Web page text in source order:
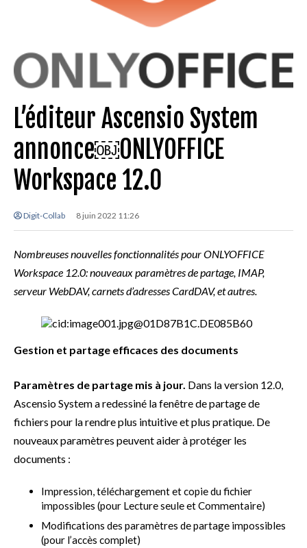
L’éditeur Ascensio System
annonce￼ONLYOFFICE
Workspace 12.0
Digit-Collab 8 juin 2022 11:26
Nombreuses nouvelles fonctionnalités pour ONLYOFFICE
Workspace 12.0: nouveaux paramètres de partage, IMAP,
serveur WebDAV, carnets d’adresses CardDAV, et autres.
Gestion et partage efficaces des documents
Paramètres de partage mis à jour. Dans la version 12.0,
Ascensio System a redessiné la fenêtre de partage de
fichiers pour la rendre plus intuitive et plus pratique. De
nouveaux paramètres peuvent aider à protéger les
documents :
Impression, téléchargement et copie du fichier
impossibles (pour Lecture seule et Commentaire)
Modifications des paramètres de partage impossibles
(pour l’accès complet)